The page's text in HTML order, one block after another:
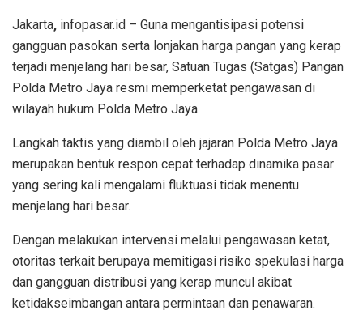
Jakarta, infopasar.id – Guna mengantisipasi potensi
gangguan pasokan serta lonjakan harga pangan yang kerap
terjadi menjelang hari besar, Satuan Tugas (Satgas) Pangan
Polda Metro Jaya resmi memperketat pengawasan di
wilayah hukum Polda Metro Jaya.
Langkah taktis yang diambil oleh jajaran Polda Metro Jaya
merupakan bentuk respon cepat terhadap dinamika pasar
yang sering kali mengalami fluktuasi tidak menentu
menjelang hari besar.
Dengan melakukan intervensi melalui pengawasan ketat,
otoritas terkait berupaya memitigasi risiko spekulasi harga
dan gangguan distribusi yang kerap muncul akibat
ketidakseimbangan antara permintaan dan penawaran.